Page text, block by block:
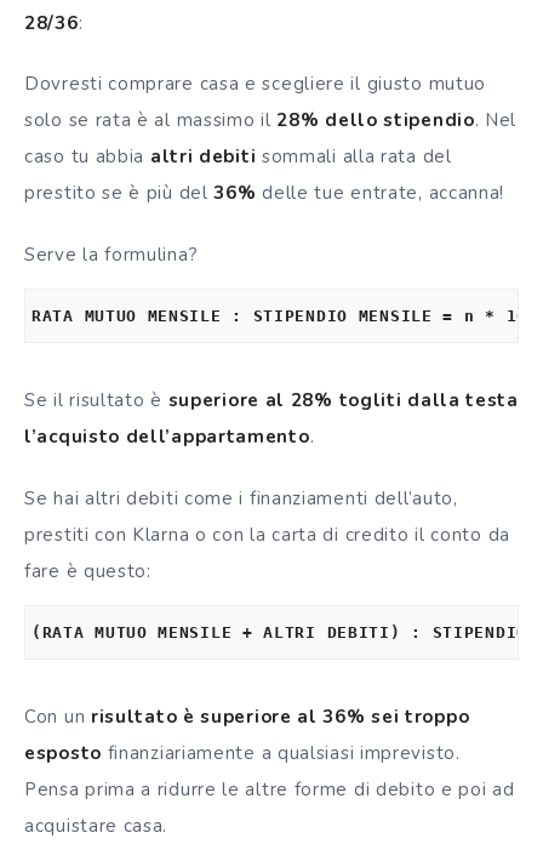
28/36:
Dovresti comprare casa e scegliere il giusto mutuo
solo se rata è al massimo il 28% dello stipendio. Nel
caso tu abbia altri debiti sommali alla rata del
prestito se è più del36%delle tue entrate, accanna!
Serve la formulina?
RATA MUTUO MENSILE : STIPENDIO MENSILE = n * 100
Se il risultato è superiore al 28% togliti dalla testa
l’acquisto dell’appartamento.
Se hai altri debiti come i finanziamenti dell’auto,
prestiti con Klarna o con la carta di credito il conto da
fare è questo:
(RATA MUTUO MENSILE + ALTRI DEBITI) :
Con un risultato è superiore al 36% sei troppo
esposto finanziariamente a qualsiasi imprevisto.
Pensa prima a ridurre le altre forme di debito e poi ad
acquistare casa.